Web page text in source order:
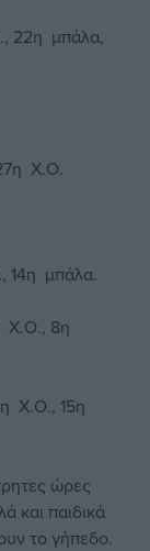
22η μπάλα,
Χ.Ο.
14η μπάλα.
Χ.Ο., 8η
Χ.Ο., 15η
ώρες
και παιδικά
το γήπεδο.